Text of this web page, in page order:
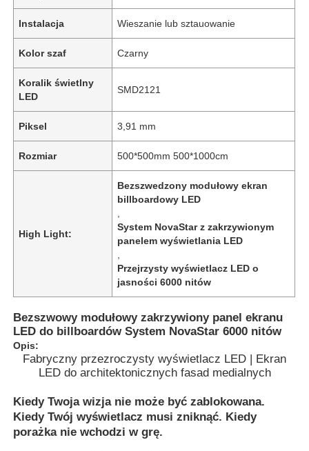
Do domu
Instalacja Wieszanie lub sztauowanie
Kolor szaf Czarny
Koralik świetlny
LED
SMD2121
Piksel 3,91 mm
Rozmiar 500*500mm 500*1000cm
High Light:
Bezszwedzony modułowy ekran
billboardowy LED
System NovaStar z zakrzywionym
panelem wyświetlania LED
Przejrzysty wyświetlacz LED o
jasności 6000 nitów
Bezszwowy modułowy zakrzywiony panel ekranu
LED do billboardów System NovaStar 6000 nitów
Opis:
Fabryczny przezroczysty wyświetlacz LED | Ekran
LED do architektonicznych fasad medialnych
Kiedy Twoja wizja nie może być zablokowana.
Kiedy Twój wyświetlacz musi zniknąć. Kiedy
porażka nie wchodzi w grę.